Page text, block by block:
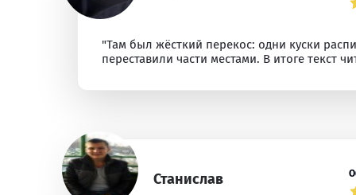
"Там был жёсткий перекос: одни куски
переставили части местами. В итоге текст
Станислав